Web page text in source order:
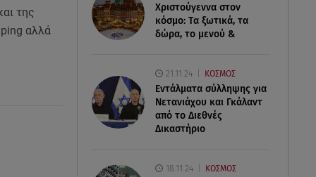
Χριστούγεννα στον
κόσμο: Tα ξωτικά, τα
δώρα, το μενού &
21.11.24 ΚΟΣΜΟΣ
Εντάλματα σύλληψης για
Νετανιάχου και Γκάλαντ
από το Διεθνές
Δικαστήριο
18.11.24 ΚΟΣΜΟΣ
της
αλλά